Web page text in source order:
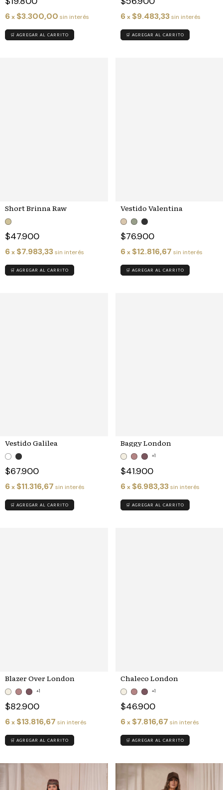
6x $3.300,00 sin interés
🛒 AGREGAR AL CARRITO
6 x $9.483,33 sin interés
🛒 AGREGAR AL CARRITO
Short Brinna Raw
$47.900
6x $7.983,33sin interés
🛒 AGREGAR AL CARRITO
Vestido Valentina
$76.900
6 x $12.816,67 sin interés
🛒 AGREGAR AL CARRITO
Vestido Galilea
$67.900
6x $11.316,67 sin interés
🛒 AGREGAR AL CARRITO
Baggy London
+1
$41.900
6 x $6.983,33 sin interés
🛒 AGREGAR AL CARRITO
Blazer Over London
+1
$82.900
6x $13.816,67 sin interés
🛒 AGREGAR AL CARRITO
Chaleco London
+1
$46.900
6 x $7.816,67 sin interés
🛒 AGREGAR AL CARRITO